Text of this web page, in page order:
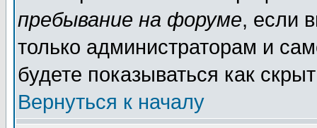
пребывание на форуме, если
только администраторам и
будете показываться как
Вернуться к началу